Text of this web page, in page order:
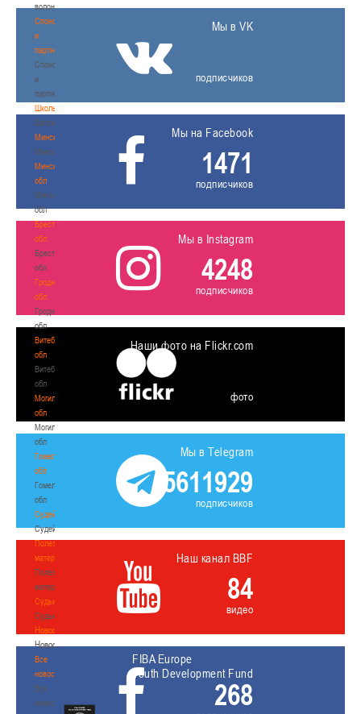
волонтером
Спонсоры
и
партнеры
Спонсоры
и
партнеры
Школы
Школы
Минск
Минск
Минская
обл
Минская
обл
Брестская
обл
Брестская
обл
Гродненская
обл
Гродненская
обл
Витебская
обл
Витебская
обл
Могилевская
обл
Могилевская
обл
Гомельская
обл
Гомельская
обл
Судейство
Судейство
Полезные
материалы
Полезные
материалы
Судьи
Судьи
Новости
Новости
Все
новости
Все
новости
Мы в VK
подписчиков
Мы на Facebook
1471
подписчиков
Мы в Instagram
4248
подписчиков
Наши фото на Flickr.com
фото
Мы в Telegram
5611929
подписчиков
Наш канал BBF
84
видео
FIBA Europe
Youth Development Fund
268